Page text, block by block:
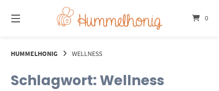
zum
Inhalt
0
HUMMELHONIG WELLNESS
Schlagwort:Wellness